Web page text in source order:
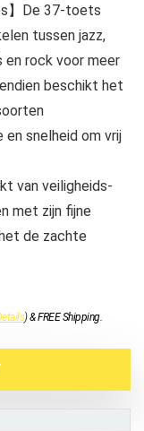
】De 37-toets
tussen jazz,
en rock voor meer
beschikt het
en snelheid om vrij
van veiligheids-
met zijn fijne
de zachte
)&FREE Shipping.